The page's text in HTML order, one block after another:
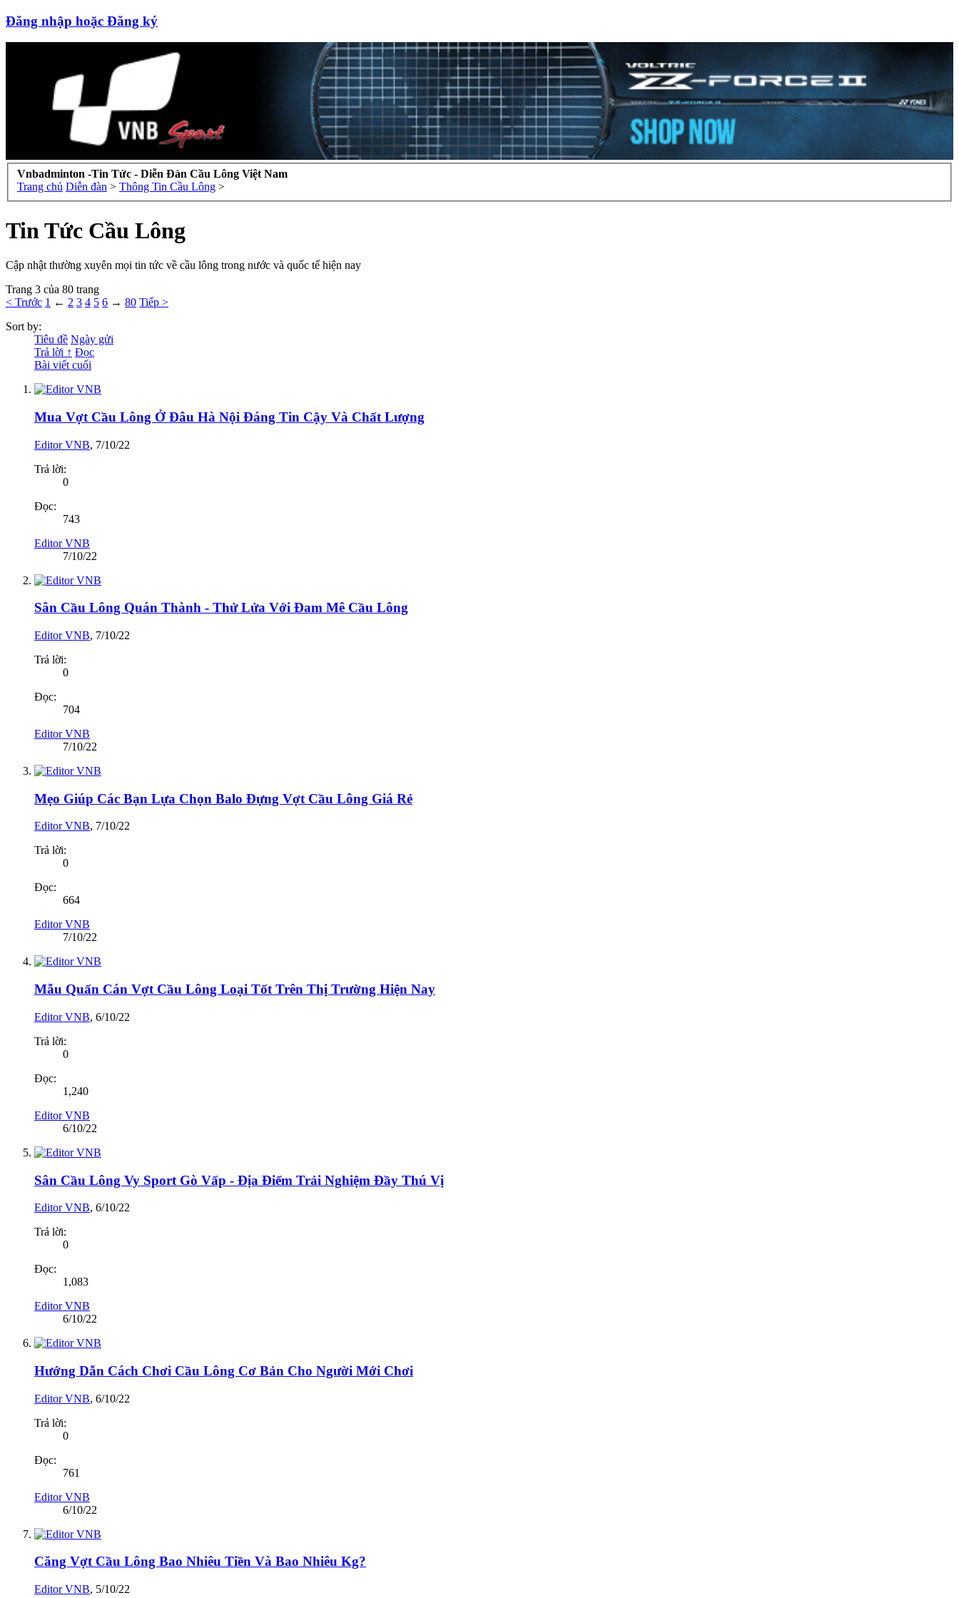
Đăng nhập hoặc Đăng ký
Vnbadminton -Tin Tức - Diễn Đàn Cầu Lông Việt Nam
Trang chủ Diễn đàn > Thông Tin Cầu Lông >
Tin Tức Cầu Lông
Cập nhật thường xuyên mọi tin tức về cầu lông trong nước và quốc tế hiện nay
Trang 3 của 80 trang
< Trước 1 ← 2 3 4 5 6 → 80 Tiếp >
Sort by:
Tiêu đề Ngày gửi
Trả lời ↑ Đọc
Bài viết cuối
Mua Vợt Cầu Lông Ở Đâu Hà Nội Đáng Tin Cậy Và Chất Lượng
Editor VNB, 7/10/22
Trả lời:
0
Đọc:
743
Editor VNB
7/10/22
Sân Cầu Lông Quán Thành - Thử Lửa Với Đam Mê Cầu Lông
Editor VNB, 7/10/22
Trả lời:
0
Đọc:
704
Editor VNB
7/10/22
Mẹo Giúp Các Bạn Lựa Chọn Balo Đựng Vợt Cầu Lông Giá Rẻ
Editor VNB, 7/10/22
Trả lời:
0
Đọc:
664
Editor VNB
7/10/22
Mẫu Quấn Cán Vợt Cầu Lông Loại Tốt Trên Thị Trường Hiện Nay
Editor VNB, 6/10/22
Trả lời:
0
Đọc:
1,240
Editor VNB
6/10/22
Sân Cầu Lông Vy Sport Gò Vấp - Địa Điểm Trải Nghiệm Đầy Thú Vị
Editor VNB, 6/10/22
Trả lời:
0
Đọc:
1,083
Editor VNB
6/10/22
Hướng Dẫn Cách Chơi Cầu Lông Cơ Bản Cho Người Mới Chơi
Editor VNB, 6/10/22
Trả lời:
0
Đọc:
761
Editor VNB
6/10/22
Căng Vợt Cầu Lông Bao Nhiêu Tiền Và Bao Nhiêu Kg?
Editor VNB, 5/10/22